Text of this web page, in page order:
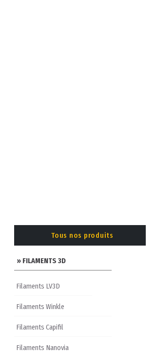
Tous nos produits
» FILAMENTS 3D
Filaments LV3D
Filaments Winkle
Filaments Capifil
Filaments Nanovia